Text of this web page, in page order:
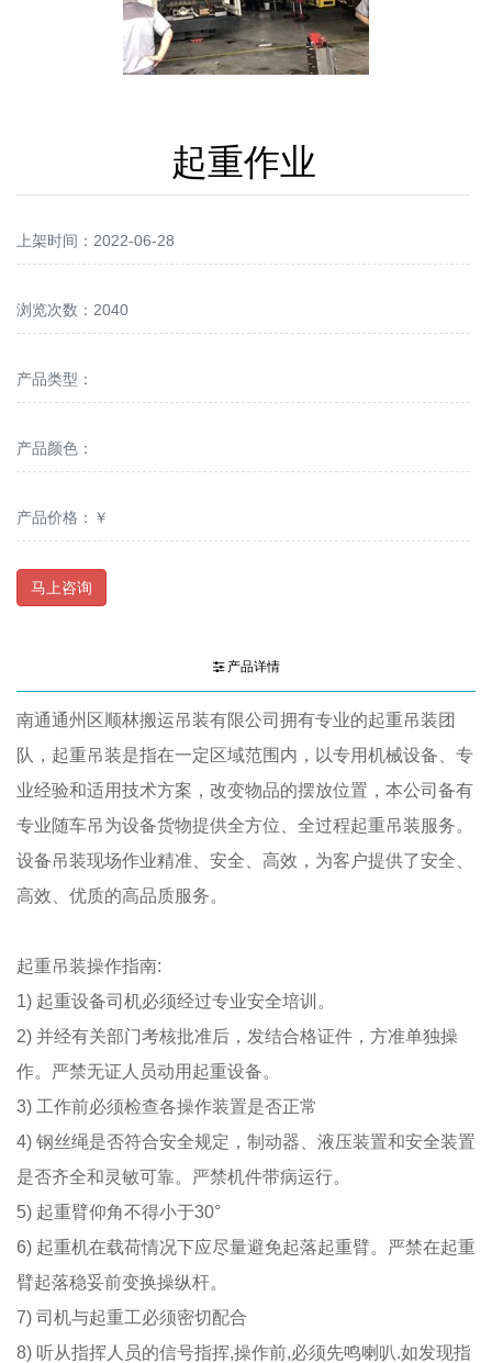
起重作业
上架时间：2022-06-28
浏览次数：2040
产品类型：
产品颜色：
产品价格：￥
马上咨询
产品详情
南通通州区顺林搬运吊装有限公司拥有专业的起重吊装团
队，起重吊装是指在一定区域范围内，以专用机械设备、专
业经验和适用技术方案，改变物品的摆放位置，本公司备有
专业随车吊为设备货物提供全方位、全过程起重吊装服务。
设备吊装现场作业精准、安全、高效，为客户提供了安全、
高效、优质的高品质服务。
起重吊装操作指南:
1) 起重设备司机必须经过专业安全培训。
2) 并经有关部门考核批准后，发结合格证件，方准单独操
作。严禁无证人员动用起重设备。
3) 工作前必须检查各操作装置是否正常
4) 钢丝绳是否符合安全规定，制动器、液压装置和安全装置
是否齐全和灵敏可靠。严禁机件带病运行。
5) 起重臂仰角不得小于30°
6) 起重机在载荷情况下应尽量避免起落起重臂。严禁在起重
臂起落稳妥前变换操纵杆。
7) 司机与起重工必须密切配合
8) 听从指挥人员的信号指挥,操作前,必须先鸣喇叭.如发现指